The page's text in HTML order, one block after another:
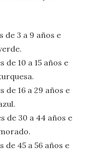
de 3 a 9 años e
10 a 15 años e
de 16 a 29 años e
de 30 a 44 años e
de 45 a 56 años e